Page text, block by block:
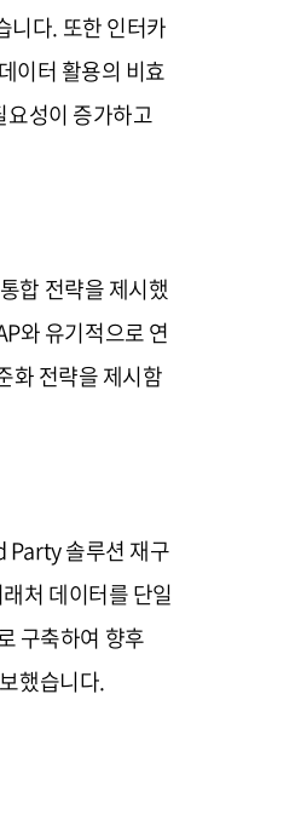
니다. 또한 인터카
이터 활용의 비효
요성이 증가하고
합 전략을 제시했
와 유기적으로 연
화 전략을 제시함
Party 솔루션 재구
처 데이터를 단일
구축하여 향후
했습니다.